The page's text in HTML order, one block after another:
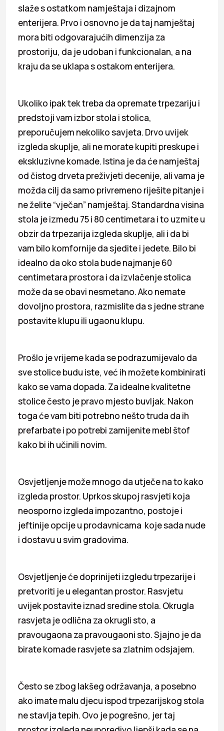
slaže s ostatkom namještaja i dizajnom
enterijera. Prvo i osnovno je da taj namještaj
mora biti odgovarajućih dimenzija za
prostoriju, da je udoban i funkcionalan, a na
kraju da se uklapa s ostakom enterijera.
Ukoliko ipak tek treba da opremate trpezariju i
predstoji vam izbor stola i stolica,
preporučujem nekoliko savjeta. Drvo uvijek
izgleda skuplje, ali ne morate kupiti preskupe i
ekskluzivne komade. Istina je da će namještaj
od čistog drveta preživjeti decenije, ali vama je
možda cilj da samo privremeno riješite pitanje i
ne želite “vječan” namještaj. Standardna visina
stola je između 75 i 80 centimetara i to uzmite u
obzir da trpezarija izgleda skuplje, ali i da bi
vam bilo komfornije da sjedite i jedete. Bilo bi
idealno da oko stola bude najmanje 60
centimetara prostora i da izvlačenje stolica
može da se obavi nesmetano. Ako nemate
dovoljno prostora, razmislite da s jedne strane
postavite klupu ili ugaonu klupu.
Prošlo je vrijeme kada se podrazumijevalo da
sve stolice budu iste, već ih možete kombinirati
kako se vama dopada. Za idealne kvalitetne
stolice često je pravo mjesto buvljak. Nakon
toga će vam biti potrebno nešto truda da ih
prefarbate i po potrebi zamijenite mebl štof
kako bi ih učinili novim.
Osvjetljenje može mnogo da utječe na to kako
izgleda prostor. Uprkos skupoj rasvjeti koja
neosporno izgleda impozantno, postoje i
jeftinije opcije u prodavnicama koje sada nude
i dostavu u svim gradovima.
Osvjetljenje će doprinijeti izgledu trpezarije i
pretvoriti je u elegantan prostor. Rasvjetu
uvijek postavite iznad sredine stola. Okrugla
rasvjeta je odlična za okrugli sto, a
pravougaona za pravougaoni sto. Sjajno je da
birate komade rasvjete sa zlatnim odsjajem.
Često se zbog lakšeg održavanja, a posebno
ako imate malu djecu ispod trpezarijskog stola
ne stavlja tepih. Ovo je pogrešno, jer taj